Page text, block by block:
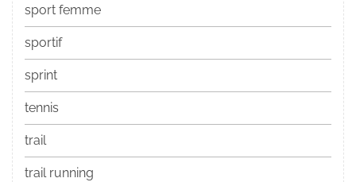
sport femme
sportif
sprint
tennis
trail
trail running